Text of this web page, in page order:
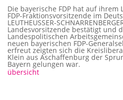
Die bayerische FDP hat auf ihrem
FDP-Fraktionsvorsitzende im
LEUTHEUSSER-
Landesvorsitzende bestätigt und
Landespolitischen
neuen bayerischen FDP-
erfreut zeigten sich die
Klein aus Aschaffenburg der
Bayern gelungen war.
übersicht